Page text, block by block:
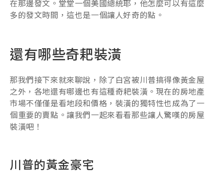
在那邊發文。堂堂一個美國總統耶，他怎麼可以有這麼
多的發文時間，這也是一個讓人好奇的點。
還有哪些奇耙裝潢
那我們接下來就來聊說，除了白宮被川普搞得像黃金屋
之外，各地還有哪邊也有這種奇耙裝潢。現在的房地產
市場不僅僅是看地段和價格，裝潢的獨特性也成為了一
個重要的賣點。讓我們一起來看看那些讓人驚嘆的房屋
裝潢吧！
川普的黃金豪宅